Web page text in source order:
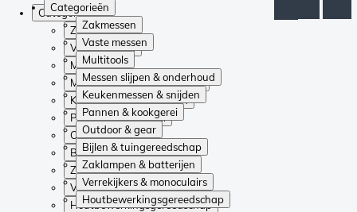
Categorieën
Zakmessen
Vaste messen
Multitools
Messen slijpen & onderhoud
Keukenmessen & snijden
Pannen & kookgerei
Outdoor & gear
Bijlen & tuingereedschap
Zaklampen & batterijen
Verrekijkers & monoculairs
Houtbewerkingsgereedschap
Categorieën
Zakmessen
Vaste messen
Multitools
Messen slijpen & onderhoud
Keukenmessen & snijden
Pannen & kookgerei
Outdoor & gear
Bijlen & tuingereedschap
Zaklampen & batterijen
Verrekijkers & monoculairs
Houtbewerkingsgereedschap